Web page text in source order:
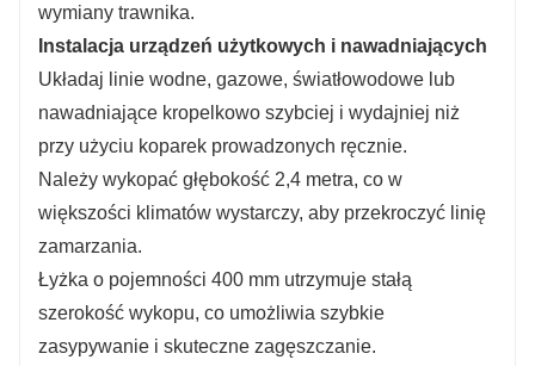
wymiany trawnika.
Instalacja urządzeń użytkowych i nawadniających
Układaj linie wodne, gazowe, światłowodowe lub
nawadniające kropelkowo szybciej i wydajniej niż
przy użyciu koparek prowadzonych ręcznie.
Należy wykopać głębokość 2,4 metra, co w
większości klimatów wystarczy, aby przekroczyć linię
zamarzania.
Łyżka o pojemności 400 mm utrzymuje stałą
szerokość wykopu, co umożliwia szybkie
zasypywanie i skuteczne zagęszczanie.